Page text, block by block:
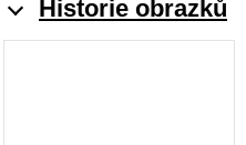
Historie obrazků